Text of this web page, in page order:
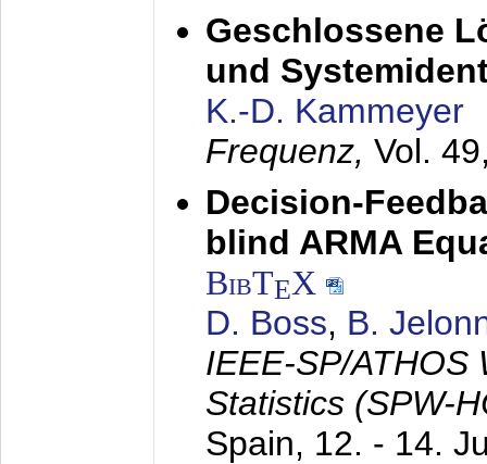
Geschlossene
und
K.-D. Kammeyer
Frequenz, Vol.
Decision-
blind ARMA
BibTEX
D. Boss, B.
IEEE-SP/ATHOS
Statistics (SPW-
Spain, 12. - 14.